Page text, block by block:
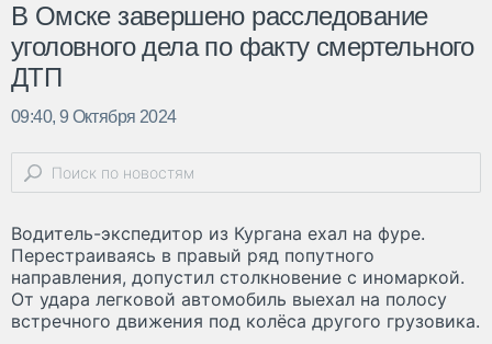
В Омске завершено расследование
уголовного дела по факту смертельного
ДТП
09:40, 9 Октября 2024
Водитель-экспедитор из Кургана ехал на фуре.
Перестраиваясь в правый ряд попутного
направления, допустил столкновение с иномаркой.
От удара легковой автомобиль выехал на полосу
встречного движения под колёса другого грузовика.